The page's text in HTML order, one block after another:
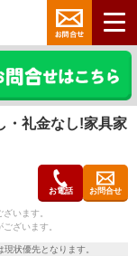
・礼金なし!家具家
お電話 お問合せ
います。
ざいます。
状優先となります。